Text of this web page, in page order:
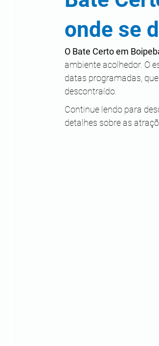
onde se
O Bate Certo em
ambiente acolhedor. O
datas programadas,
descontraído.
Continue lendo para
detalhes sobre as